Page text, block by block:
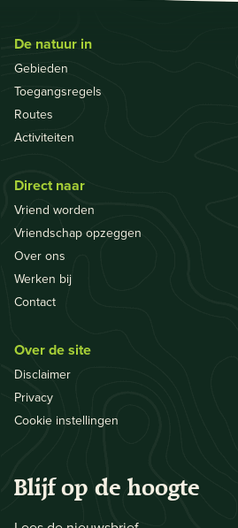
De natuur in
Gebieden
Toegangsregels
Routes
Activiteiten
Direct naar
Vriend worden
Vriendschap opzeggen
Over ons
Werken bij
Contact
Over de site
Disclaimer
Privacy
Cookie instellingen
Blijf op de hoogte